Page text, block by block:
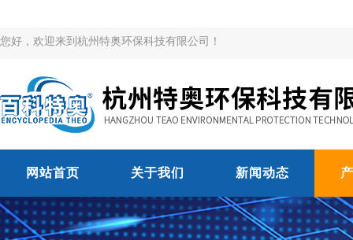
您好，欢迎来到杭州特奥环保科技有限公司！
网站首页 关于我们 新闻动态